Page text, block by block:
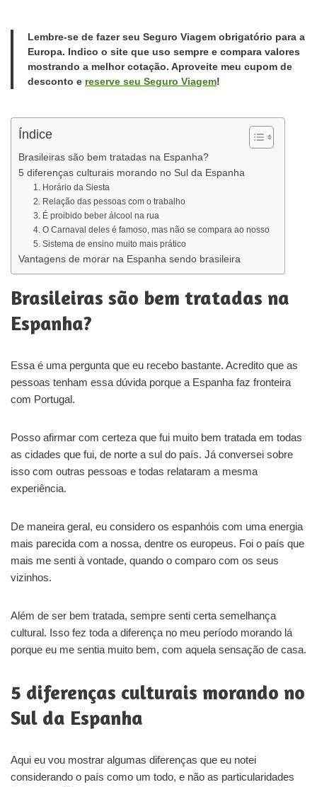
Lembre-se de fazer seu Seguro Viagem obrigatório para a
Europa. Indico o site que uso sempre e compara valores
mostrando a melhor cotação. Aproveite meu cupom de
desconto e reserve seu Seguro Viagem!
Índice
Brasileiras são bem tratadas na Espanha?
5 diferenças culturais morando no Sul da Espanha
1. Horário da Siesta
2. Relação das pessoas com o trabalho
3. É proibido beber álcool na rua
4. O Carnaval deles é famoso, mas não se compara ao nosso
5. Sistema de ensino muito mais prático
Vantagens de morar na Espanha sendo brasileira
Brasileiras são bem tratadas na
Espanha?
Essa é uma pergunta que eu recebo bastante. Acredito que as
pessoas tenham essa dúvida porque a Espanha faz fronteira
com Portugal.
Posso afirmar com certeza que fui muito bem tratada em todas
as cidades que fui, de norte a sul do país. Já conversei sobre
isso com outras pessoas e todas relataram a mesma
experiência.
De maneira geral, eu considero os espanhóis com uma energia
mais parecida com a nossa, dentre os europeus. Foi o país que
mais me senti à vontade, quando o comparo com os seus
vizinhos.
Além de ser bem tratada, sempre senti certa semelhança
cultural. Isso fez toda a diferença no meu período morando lá
porque eu me sentia muito bem, com aquela sensação de casa.
5 diferenças culturais morando no
Sul da Espanha
Aqui eu vou mostrar algumas diferenças que eu notei
considerando o país como um todo, e não as particularidades